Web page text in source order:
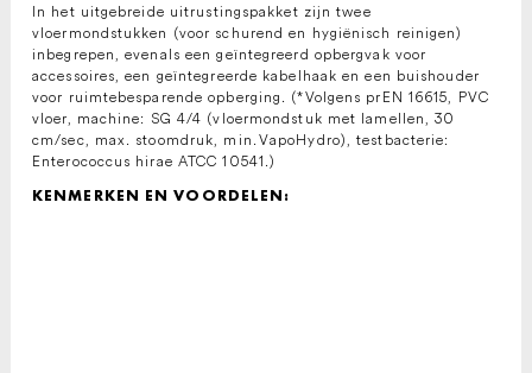
In het uitgebreide uitrustingspakket zijn twee
vloermondstukken (voor schurend en hygiënisch reinigen)
inbegrepen, evenals een geïntegreerd opbergvak voor
accessoires, een geïntegreerde kabelhaak en een buishouder
voor ruimtebesparende opberging. (*Volgens prEN 16615, PVC
vloer, machine: SG 4/4 (vloermondstuk met lamellen, 30
cm/sec, max. stoomdruk, min. VapoHydro), testbacterie:
Enterococcus hirae ATCC 10541.)
KENMERKEN EN VOORDELEN: